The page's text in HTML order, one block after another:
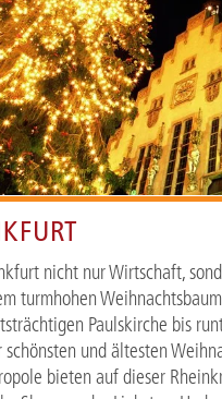
nicht nur Wirtschaft,
turmhohen
Paulskirche bis
schönsten und ältesten
bieten auf dieser